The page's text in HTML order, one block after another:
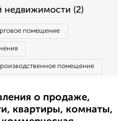
недвижимости (2)
помещение
помещение
о продаже,
квартиры, комнаты,